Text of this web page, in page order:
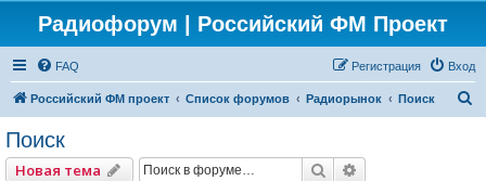
Радиофорум | Российский ФМ Проект
FAQ Вход
Регистрация
Российский ФМ проект Список форумов Радиорынок Поиск
Поиск
Новая тема Поиск